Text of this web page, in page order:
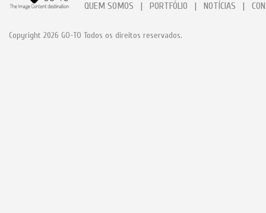
QUEM SOMOS | PORTFÓLIO | NOTÍCIAS |
Copyright 2026 GO-TO Todos os direitos reservados.